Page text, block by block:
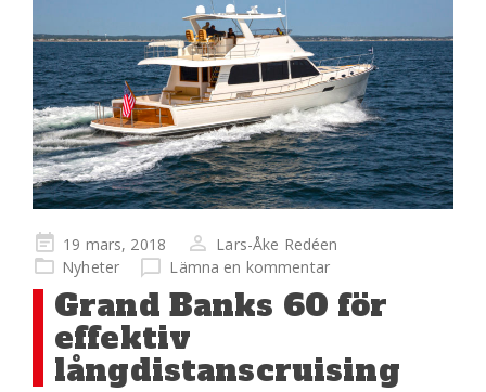
Publicerad
på
19 mars, 2018
Lars-Åke Redéen
Nyheter
Lämna en kommentar
Grand Banks 60 för
effektiv
långdistanscruising